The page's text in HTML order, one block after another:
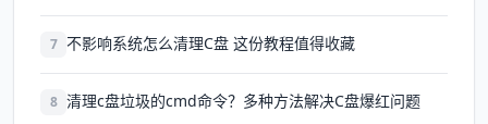
7 不影响系统怎么清理C盘 这份教程值得收藏
8 清理c盘垃圾的cmd命令？多种方法解决C盘爆红问题